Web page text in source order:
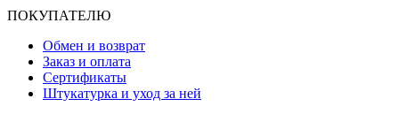
ПОКУПАТЕЛЮ
Обмен и возврат
Заказ и оплата
Сертификаты
Штукатурка и уход за ней